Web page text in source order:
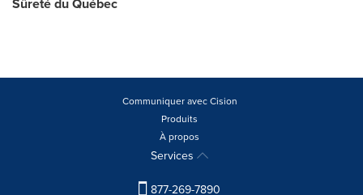
Communiquer avec Cision
Produits
À propos
Services
877-269-7890